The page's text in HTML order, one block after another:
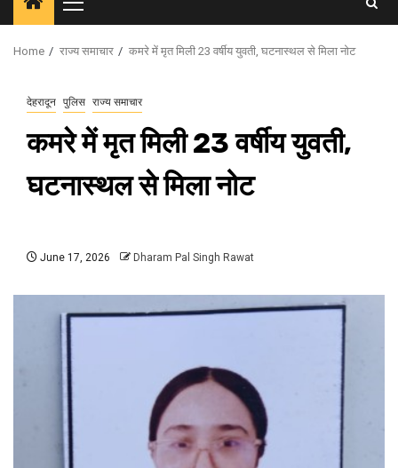
Primary
Menu
Home राज्य समाचार कमरे में मृत मिली 23 वर्षीय युवती, घटनास्थल से मिला नोट
देहरादून पुलिस राज्य समाचार
कमरे में मृत मिली 23 वर्षीय युवती,
घटनास्थल से मिला नोट
June 17, 2026 Dharam Pal Singh Rawat